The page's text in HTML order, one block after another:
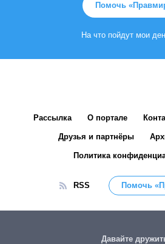
Помочь
На что пойдут мои
Рассылка О портале
Друзья и партнёры
Политика
RSS Помочь
Давайте